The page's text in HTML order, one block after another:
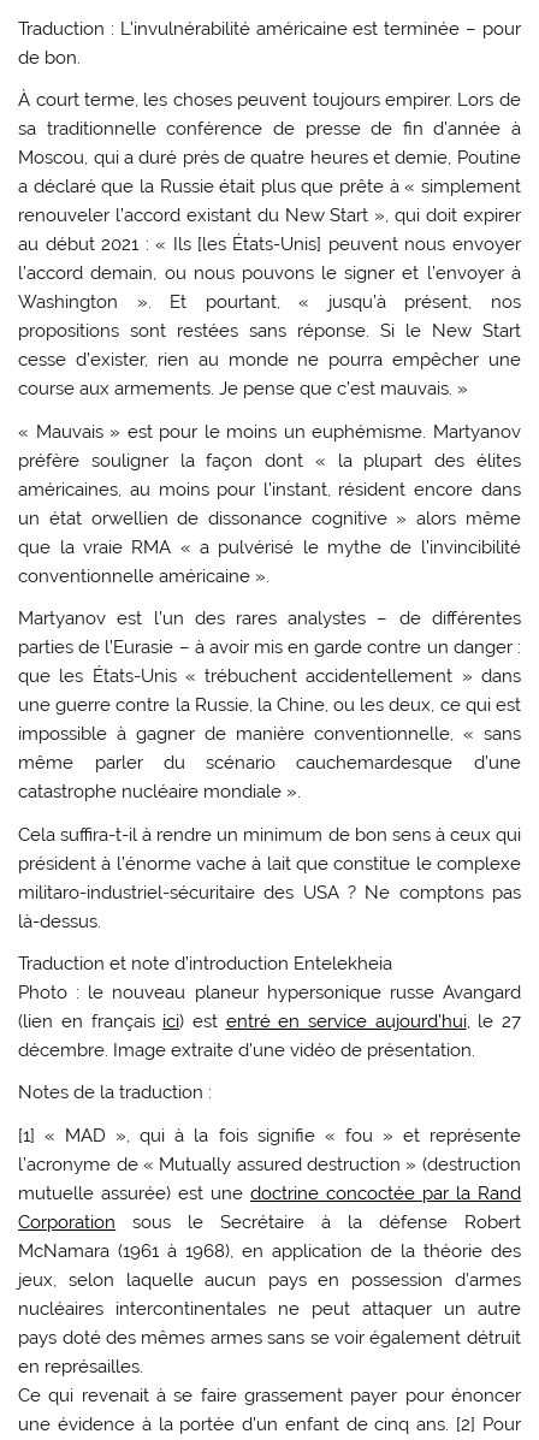
Traduction : L’invulnérabilité américaine est terminée – pour
de bon.
À court terme, les choses peuvent toujours empirer. Lors de
sa traditionnelle conférence de presse de fin d’année à
Moscou, qui a duré près de quatre heures et demie, Poutine
a déclaré que la Russie était plus que prête à « simplement
renouveler l’accord existant du New Start », qui doit expirer
au début 2021 : « Ils [les États-Unis] peuvent nous envoyer
l’accord demain, ou nous pouvons le signer et l’envoyer à
Washington ». Et pourtant, « jusqu’à présent, nos
propositions sont restées sans réponse. Si le New Start
cesse d’exister, rien au monde ne pourra empêcher une
course aux armements. Je pense que c’est mauvais. »
« Mauvais » est pour le moins un euphémisme. Martyanov
préfère souligner la façon dont « la plupart des élites
américaines, au moins pour l’instant, résident encore dans
un état orwellien de dissonance cognitive » alors même
que la vraie RMA « a pulvérisé le mythe de l’invincibilité
conventionnelle américaine ».
Martyanov est l’un des rares analystes – de différentes
parties de l’Eurasie – à avoir mis en garde contre un danger :
que les États-Unis « trébuchent accidentellement » dans
une guerre contre la Russie, la Chine, ou les deux, ce qui est
impossible à gagner de manière conventionnelle, « sans
même parler du scénario cauchemardesque d’une
catastrophe nucléaire mondiale ».
Cela suffira-t-il à rendre un minimum de bon sens à ceux qui
président à l’énorme vache à lait que constitue le complexe
militaro-industriel-sécuritaire des USA ? Ne comptons pas
là-dessus.
Traduction et note d’introduction Entelekheia
Photo : le nouveau planeur hypersonique russe Avangard
(lien en français ici) est entré en service aujourd’hui, le 27
décembre. Image extraite d’une vidéo de présentation.
Notes de la traduction :
[1] « MAD », qui à la fois signifie « fou » et représente
l’acronyme de « Mutually assured destruction » (destruction
mutuelle assurée) est une doctrine concoctée par la Rand
Corporation sous le Secrétaire à la défense Robert
McNamara (1961 à 1968), en application de la théorie des
jeux, selon laquelle aucun pays en possession d’armes
nucléaires intercontinentales ne peut attaquer un autre
pays doté des mêmes armes sans se voir également détruit
en représailles.
Ce qui revenait à se faire grassement payer pour énoncer
une évidence à la portée d’un enfant de cinq ans. [2] Pour